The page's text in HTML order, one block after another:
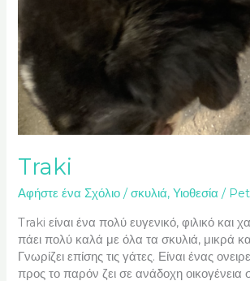
Traki
Αφήστε ένα Σχόλιο /σκυλιά,Υιοθεσία /
Traki είναι ένα πολύ ευγενικό, φιλικό και
πάει πολύ καλά με όλα τα σκυλιά, μικρά
Γνωρίζει επίσης τις γάτες. Είναι ένας
προς το παρόν ζει σε ανάδοχη οικογένεια